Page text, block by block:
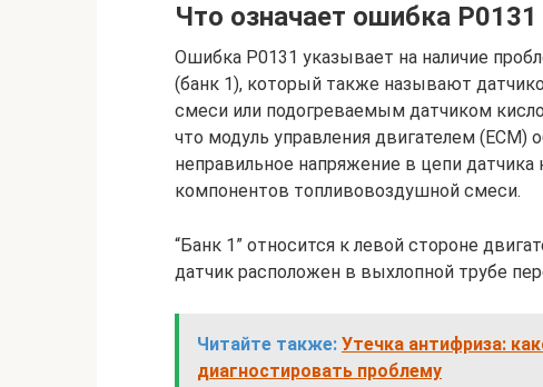
Что означает ошибка P0131
Ошибка P0131 указывает на наличие
(банк 1), который также называют
смеси или подогреваемым датчиком
что модуль управления двигателем
неправильное напряжение в цепи
компонентов топливовоздушной смеси.
“Банк 1” относится к левой стороне
датчик расположен в выхлопной трубе
Читайте также: Утечка антифриза:
диагностировать проблему